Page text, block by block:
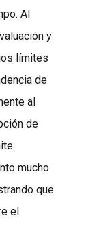
Al
y
límites
de
al
de
mucho
que
el